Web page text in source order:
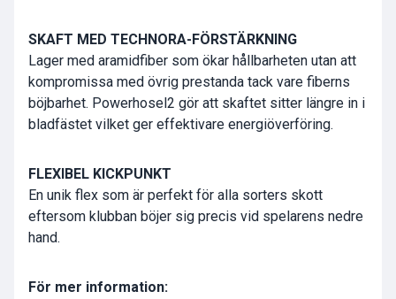
SKAFT MED TECHNORA-FÖRSTÄRKNING
Lager med aramidfiber som ökar hållbarheten utan att
kompromissa med övrig prestanda tack vare fiberns
böjbarhet. Powerhosel2 gör att skaftet sitter längre in i
bladfästet vilket ger effektivare energiöverföring.
FLEXIBEL KICKPUNKT
En unik flex som är perfekt för alla sorters skott
eftersom klubban böjer sig precis vid spelarens nedre
hand.
För mer information: